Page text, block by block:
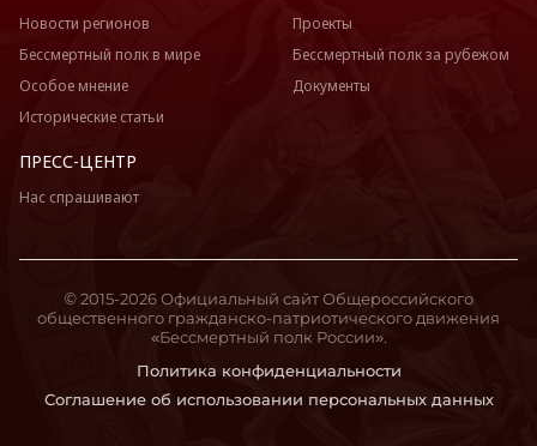
Новости регионов
Бессмертный полк в мире
Особое мнение
Исторические статьи
Проекты
Бессмертный полк за рубежом
Документы
ПРЕСС-ЦЕНТР
Нас спрашивают
Политика конфиденциальности
Соглашение об использовании персональных данных
© 2015-2026 Официальный сайт Общероссийского
общественного гражданско-патриотического движения
«Бессмертный полк России».